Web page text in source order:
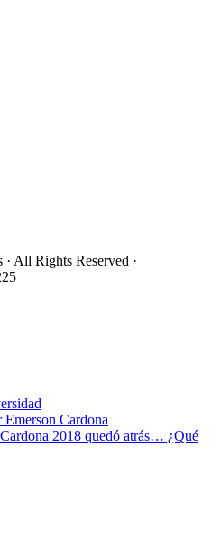
All Rights Reserved ·
2018 quedó atrás… ¿Qué